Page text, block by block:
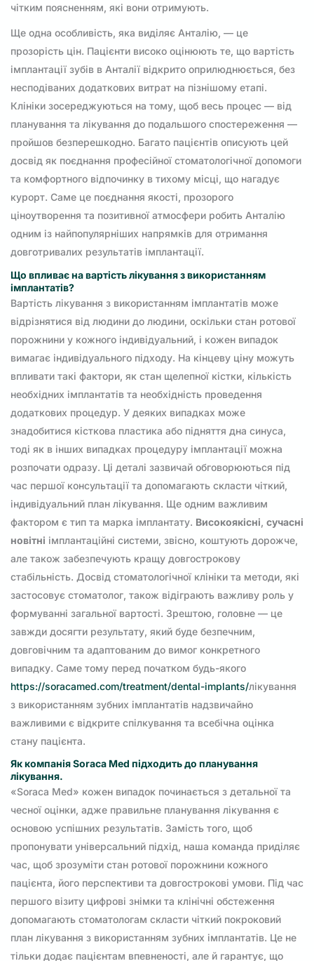
чітким поясненням, які вони отримують.
Ще одна особливість, яка виділяє Анталію, — це
прозорість цін. Пацієнти високо оцінюють те, що вартість
імплантації зубів в Анталії відкрито оприлюднюється, без
несподіваних додаткових витрат на пізнішому етапі.
Клініки зосереджуються на тому, щоб весь процес — від
планування та лікування до подальшого спостереження —
пройшов безперешкодно. Багато пацієнтів описують цей
досвід як поєднання професійної стоматологічної допомоги
та комфортного відпочинку в тихому місці, що нагадує
курорт. Саме це поєднання якості, прозорого
ціноутворення та позитивної атмосфери робить Анталію
одним із найпопулярніших напрямків для отримання
довготривалих результатів імплантації.
Що впливає на вартість лікування з використанням
імплантатів?
Вартість лікування з використанням імплантатів може
відрізнятися від людини до людини, оскільки стан ротової
порожнини у кожного індивідуальний, і кожен випадок
вимагає індивідуального підходу. На кінцеву ціну можуть
впливати такі фактори, як стан щелепної кістки, кількість
необхідних імплантатів та необхідність проведення
додаткових процедур. У деяких випадках може
знадобитися кісткова пластика або підняття дна синуса,
тоді як в інших випадках процедуру імплантації можна
розпочати одразу. Ці деталі зазвичай обговорюються під
час першої консультації та допомагають скласти чіткий,
індивідуальний план лікування. Ще одним важливим
фактором є тип та марка імплантату. Високоякісні, сучасні
новітні імплантаційні системи, звісно, коштують дорожче,
але також забезпечують кращу довгострокову
стабільність. Досвід стоматологічної клініки та методи, які
застосовує стоматолог, також відіграють важливу роль у
формуванні загальної вартості. Зрештою, головне — це
завжди досягти результату, який буде безпечним,
довговічним та адаптованим до вимог конкретного
випадку. Саме тому перед початком будь-якого
https://soracamed.com/treatment/dental-implants/лікування
з використанням зубних імплантатів надзвичайно
важливими є відкрите спілкування та всебічна оцінка
стану пацієнта.
Як компанія Soraca Med підходить до планування
лікування.
«Soraca Med» кожен випадок починається з детальної та
чесної оцінки, адже правильне планування лікування є
основою успішних результатів. Замість того, щоб
пропонувати універсальний підхід, наша команда приділяє
час, щоб зрозуміти стан ротової порожнини кожного
пацієнта, його перспективи та довгострокові умови. Під час
першого візиту цифрові знімки та клінічні обстеження
допомагають стоматологам скласти чіткий покроковий
план лікування з використанням зубних імплантатів. Це не
тільки додає пацієнтам впевненості, але й гарантує, що